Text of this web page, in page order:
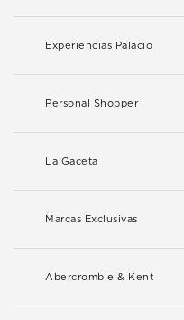
Experiencias Palacio
Personal Shopper
La Gaceta
Marcas Exclusivas
Abercrombie & Kent